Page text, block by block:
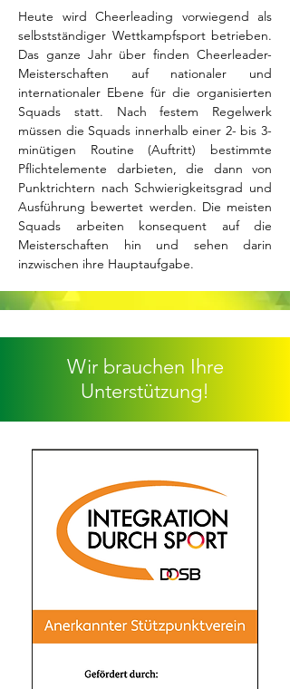
Heute wird Cheerleading vorwiegend als
selbstständiger Wettkampfsport betrieben.
Das ganze Jahr über finden Cheerleader-
Meisterschaften auf nationaler und
internationaler Ebene für die organisierten
Squads statt. Nach festem Regelwerk
müssen die Squads innerhalb einer 2- bis 3-
minütigen Routine (Auftritt) bestimmte
Pflichtelemente darbieten, die dann von
Punktrichtern nach Schwierigkeitsgrad und
Ausführung bewertet werden. Die meisten
Squads arbeiten konsequent auf die
Meisterschaften hin und sehen darin
inzwischen ihre Hauptaufgabe.
Wir brauchen Ihre
Unterstützung!